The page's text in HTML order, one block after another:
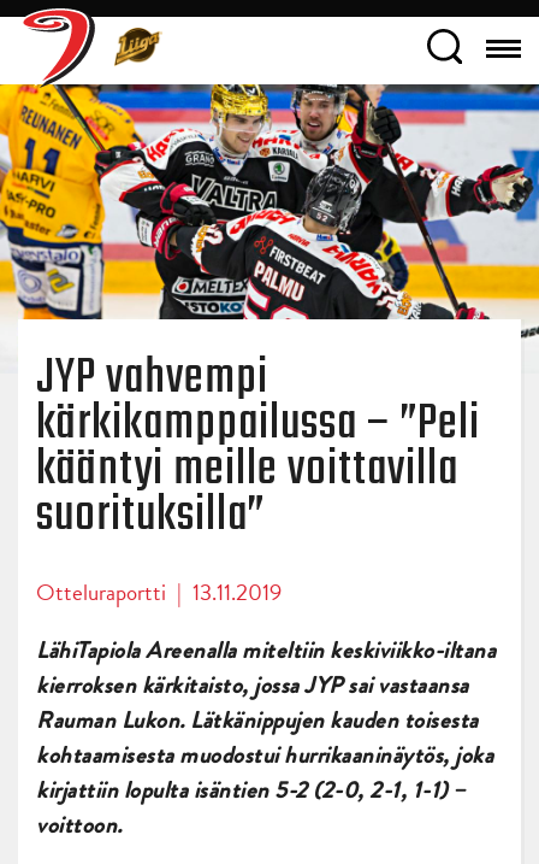
JYP vahvempi
kärkikamppailussa – ”Peli
kääntyi meille voittavilla
suorituksilla”
Otteluraportti | 13.11.2019
LähiTapiola Areenalla miteltiin keskiviikko-iltana
kierroksen kärkitaisto, jossa JYP sai vastaansa
Rauman Lukon. Lätkänippujen kauden toisesta
kohtaamisesta muodostui hurrikaaninäytös, joka
kirjattiin lopulta isäntien 5-2 (2-0, 2-1, 1-1) –
voittoon.